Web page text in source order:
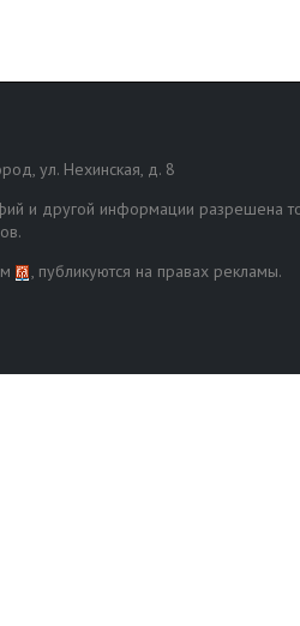
ул. Нехинская, д. 8
и другой информации разрешена
, публикуются на правах рекламы.